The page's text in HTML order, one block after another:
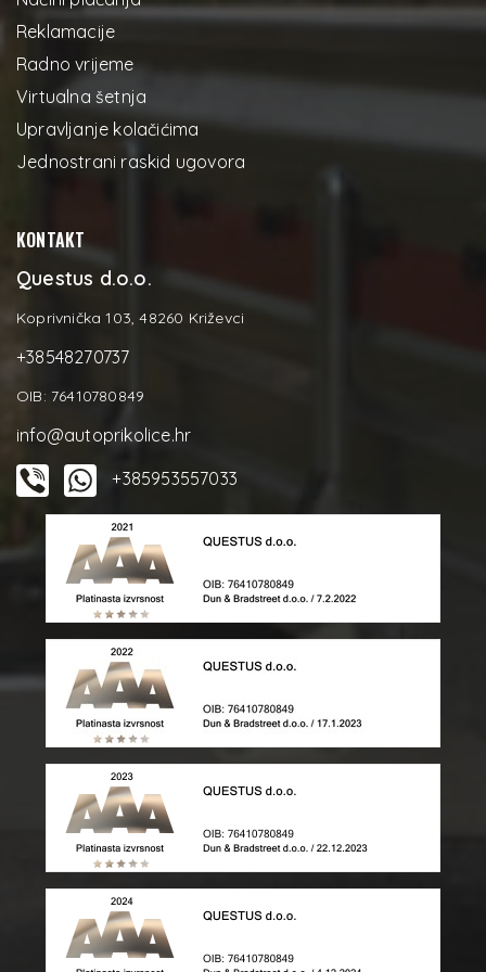
Reklamacije
Radno vrijeme
Virtualna šetnja
Upravljanje kolačićima
Jednostrani raskid ugovora
KONTAKT
Questus d.o.o.
Koprivnička 103, 48260 Križevci
+38548270737
OIB: 76410780849
info@autoprikolice.hr
+385953557033